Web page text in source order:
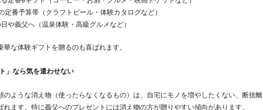
定番予算帯（クラフトビール・体験カタログなど）
や義父へ（温泉体験・高級グルメなど）
な体験ギフトを贈るのも喜ばれます。
」なら気を遣わせない
のような消え物（使ったらなくなるもの）は、自宅にモノを増やしたくない、断捨離
ます。特に義父へのプレゼントには消え物の方が贈りやすい傾向があります。